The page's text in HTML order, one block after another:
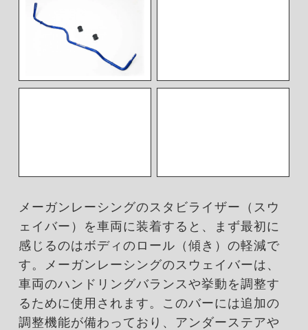
メーガンレーシングのスタビライザー（スウ
ェイバー）を車両に装着すると、まず最初に
感じるのはボディのロール（傾き）の軽減で
す。メーガンレーシングのスウェイバーは、
車両のハンドリングバランスや挙動を調整す
るために使用されます。このバーには追加の
調整機能が備わっており、アンダーステアや